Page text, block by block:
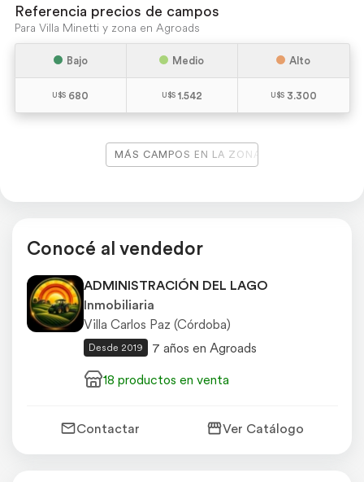
Referencia precios de campos
Para Villa Minetti y zona en Agroads
Bajo Medio Alto
680 1.542 3.300
MÁS CAMPOS EN LA ZONA
Conocé al vendedor
ADMINISTRACIÓN DEL LAGO
Inmobiliaria
Villa Carlos Paz (Córdoba)
Desde 2019
7 años en Agroads
18 productos en venta
Contactar Ver Catálogo